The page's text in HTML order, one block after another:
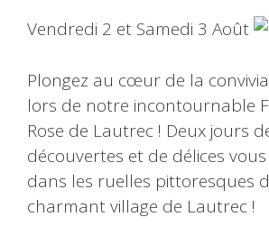
Vendredi 2 et Samedi 3 Août
Plongez au cœur de la
lors de notre incontournable
Rose de Lautrec ! Deux jours
découvertes et de délices
dans les ruelles pittoresques
charmant village de Lautrec !